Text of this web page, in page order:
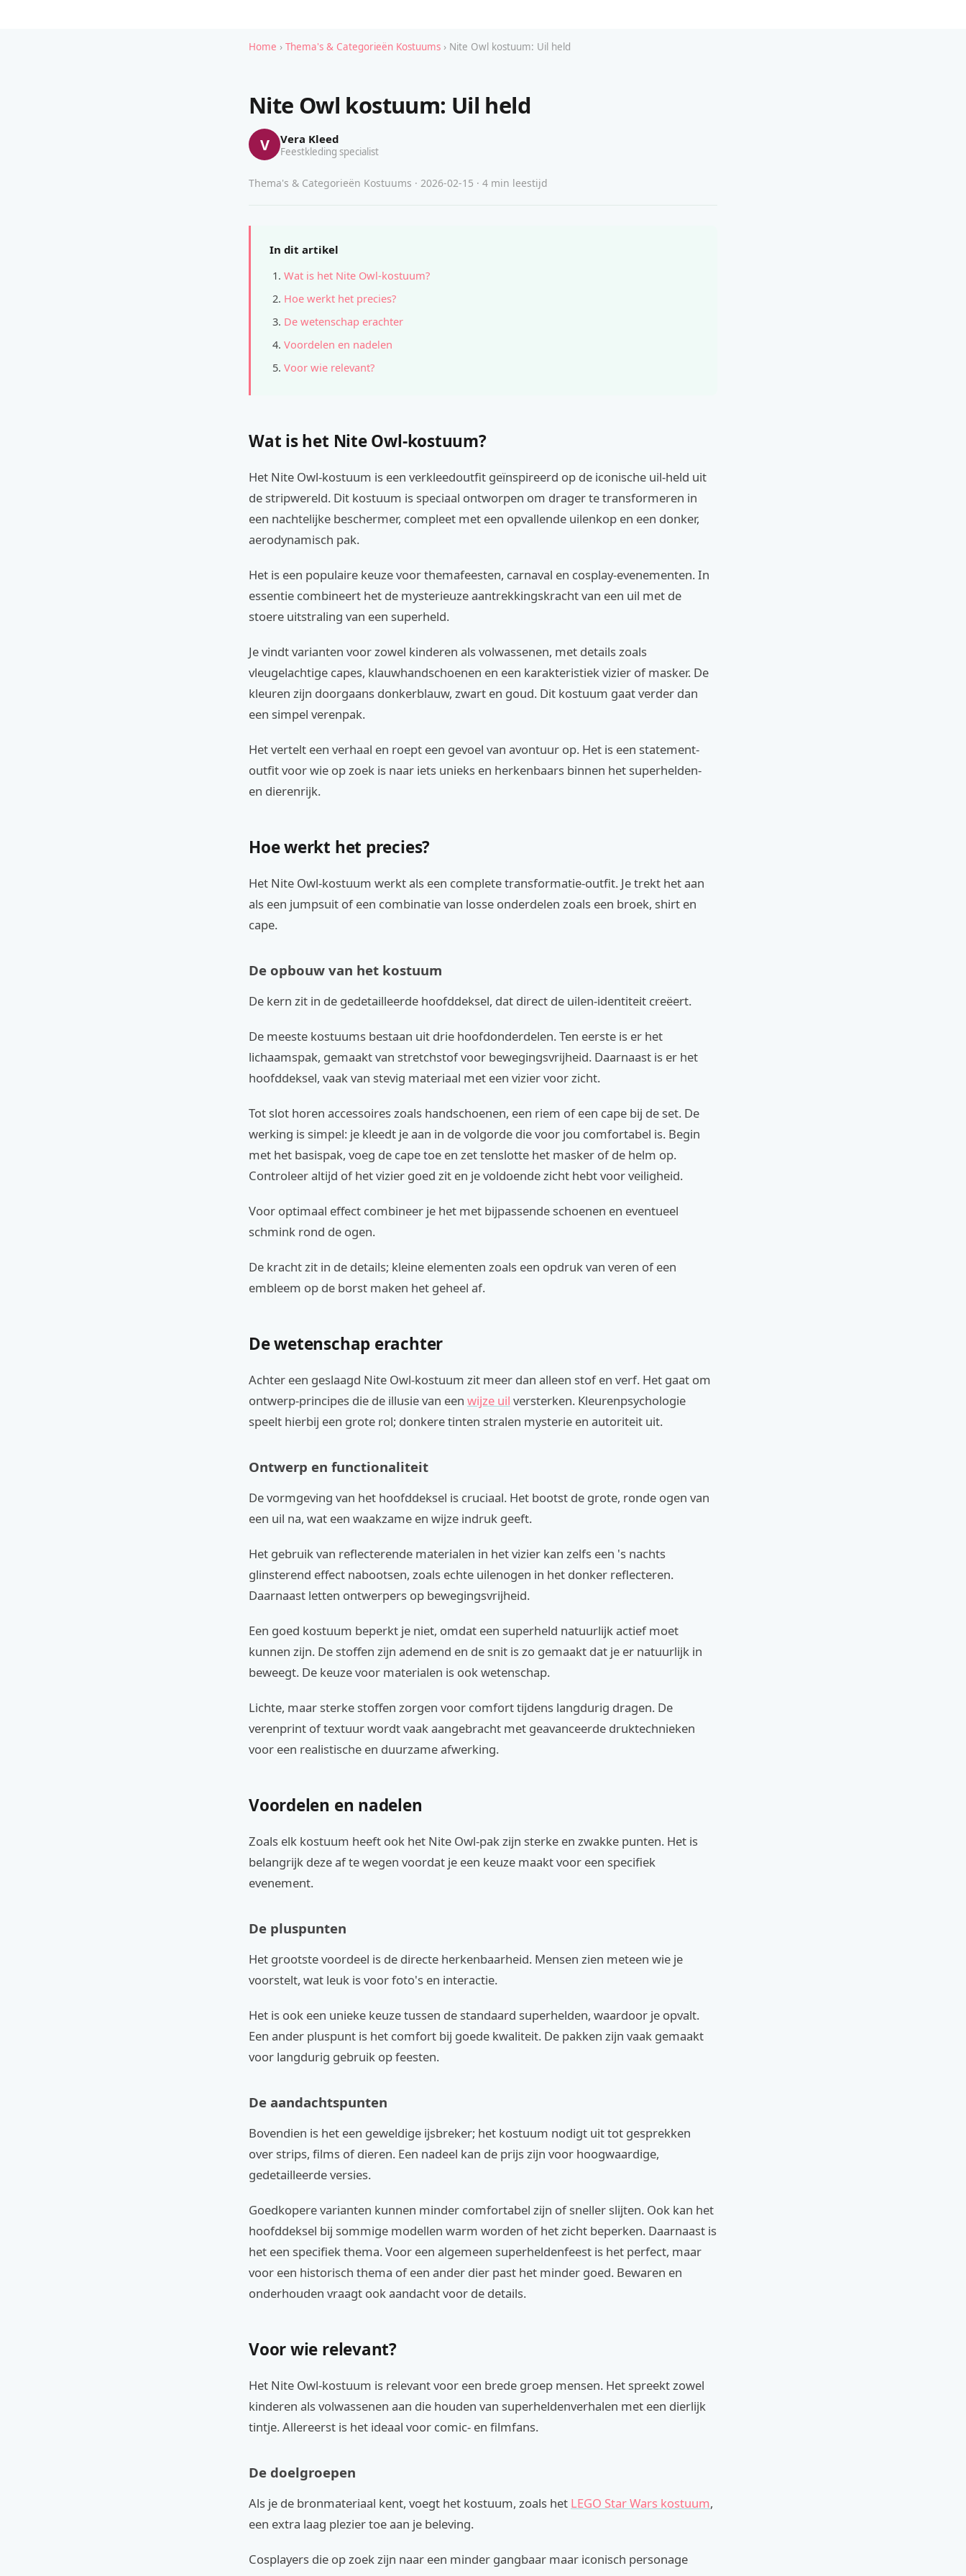
Home › Thema's & Categorieën Kostuums › Nite Owl kostuum: Uil held
Nite Owl kostuum: Uil held
V Vera Kleed
Feestkleding specialist
Thema's & Categorieën Kostuums · 2026-02-15 · 4 min leestijd
In dit artikel
Wat is het Nite Owl-kostuum?
Hoe werkt het precies?
De wetenschap erachter
Voordelen en nadelen
Voor wie relevant?
Wat is het Nite Owl-kostuum?
Het Nite Owl-kostuum is een verkleedoutfit geïnspireerd op de iconische uil-held uit
de stripwereld. Dit kostuum is speciaal ontworpen om drager te transformeren in
een nachtelijke beschermer, compleet met een opvallende uilenkop en een donker,
aerodynamisch pak.
Het is een populaire keuze voor themafeesten, carnaval en cosplay-evenementen. In
essentie combineert het de mysterieuze aantrekkingskracht van een uil met de
stoere uitstraling van een superheld.
Je vindt varianten voor zowel kinderen als volwassenen, met details zoals
vleugelachtige capes, klauwhandschoenen en een karakteristiek vizier of masker. De
kleuren zijn doorgaans donkerblauw, zwart en goud. Dit kostuum gaat verder dan
een simpel verenpak.
Het vertelt een verhaal en roept een gevoel van avontuur op. Het is een statement-
outfit voor wie op zoek is naar iets unieks en herkenbaars binnen het superhelden-
en dierenrijk.
Hoe werkt het precies?
Het Nite Owl-kostuum werkt als een complete transformatie-outfit. Je trekt het aan
als een jumpsuit of een combinatie van losse onderdelen zoals een broek, shirt en
cape.
De opbouw van het kostuum
De kern zit in de gedetailleerde hoofddeksel, dat direct de uilen-identiteit creëert.
De meeste kostuums bestaan uit drie hoofdonderdelen. Ten eerste is er het
lichaamspak, gemaakt van stretchstof voor bewegingsvrijheid. Daarnaast is er het
hoofddeksel, vaak van stevig materiaal met een vizier voor zicht.
Tot slot horen accessoires zoals handschoenen, een riem of een cape bij de set. De
werking is simpel: je kleedt je aan in de volgorde die voor jou comfortabel is. Begin
met het basispak, voeg de cape toe en zet tenslotte het masker of de helm op.
Controleer altijd of het vizier goed zit en je voldoende zicht hebt voor veiligheid.
Voor optimaal effect combineer je het met bijpassende schoenen en eventueel
schmink rond de ogen.
De kracht zit in de details; kleine elementen zoals een opdruk van veren of een
embleem op de borst maken het geheel af.
De wetenschap erachter
Achter een geslaagd Nite Owl-kostuum zit meer dan alleen stof en verf. Het gaat om
ontwerp-principes die de illusie van een wijze uil versterken. Kleurenpsychologie
speelt hierbij een grote rol; donkere tinten stralen mysterie en autoriteit uit.
Ontwerp en functionaliteit
De vormgeving van het hoofddeksel is cruciaal. Het bootst de grote, ronde ogen van
een uil na, wat een waakzame en wijze indruk geeft.
Het gebruik van reflecterende materialen in het vizier kan zelfs een 's nachts
glinsterend effect nabootsen, zoals echte uilenogen in het donker reflecteren.
Daarnaast letten ontwerpers op bewegingsvrijheid.
Een goed kostuum beperkt je niet, omdat een superheld natuurlijk actief moet
kunnen zijn. De stoffen zijn ademend en de snit is zo gemaakt dat je er natuurlijk in
beweegt. De keuze voor materialen is ook wetenschap.
Lichte, maar sterke stoffen zorgen voor comfort tijdens langdurig dragen. De
verenprint of textuur wordt vaak aangebracht met geavanceerde druktechnieken
voor een realistische en duurzame afwerking.
Voordelen en nadelen
Zoals elk kostuum heeft ook het Nite Owl-pak zijn sterke en zwakke punten. Het is
belangrijk deze af te wegen voordat je een keuze maakt voor een specifiek
evenement.
De pluspunten
Het grootste voordeel is de directe herkenbaarheid. Mensen zien meteen wie je
voorstelt, wat leuk is voor foto's en interactie.
Het is ook een unieke keuze tussen de standaard superhelden, waardoor je opvalt.
Een ander pluspunt is het comfort bij goede kwaliteit. De pakken zijn vaak gemaakt
voor langdurig gebruik op feesten.
De aandachtspunten
Bovendien is het een geweldige ijsbreker; het kostuum nodigt uit tot gesprekken
over strips, films of dieren. Een nadeel kan de prijs zijn voor hoogwaardige,
gedetailleerde versies.
Goedkopere varianten kunnen minder comfortabel zijn of sneller slijten. Ook kan het
hoofddeksel bij sommige modellen warm worden of het zicht beperken. Daarnaast is
het een specifiek thema. Voor een algemeen superheldenfeest is het perfect, maar
voor een historisch thema of een ander dier past het minder goed. Bewaren en
onderhouden vraagt ook aandacht voor de details.
Voor wie relevant?
Het Nite Owl-kostuum is relevant voor een brede groep mensen. Het spreekt zowel
kinderen als volwassenen aan die houden van superheldenverhalen met een dierlijk
tintje. Allereerst is het ideaal voor comic- en filmfans.
De doelgroepen
Als je de bronmateriaal kent, voegt het kostuum, zoals het LEGO Star Wars kostuum,
een extra laag plezier toe aan je beleving.
Cosplayers die op zoek zijn naar een minder gangbaar maar iconisch personage